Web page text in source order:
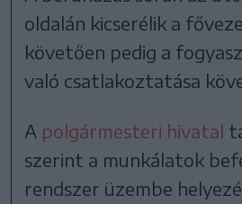
oldalán kicserélik a
követően pedig a
való csatlakoztatása
A polgármesteri hivatal
szerint a munkálatok
rendszer üzembe